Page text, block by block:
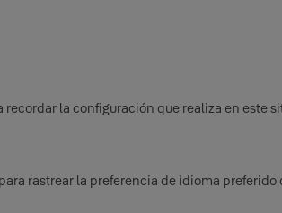
la configuración que realiza en este
rastrear la preferencia de idioma